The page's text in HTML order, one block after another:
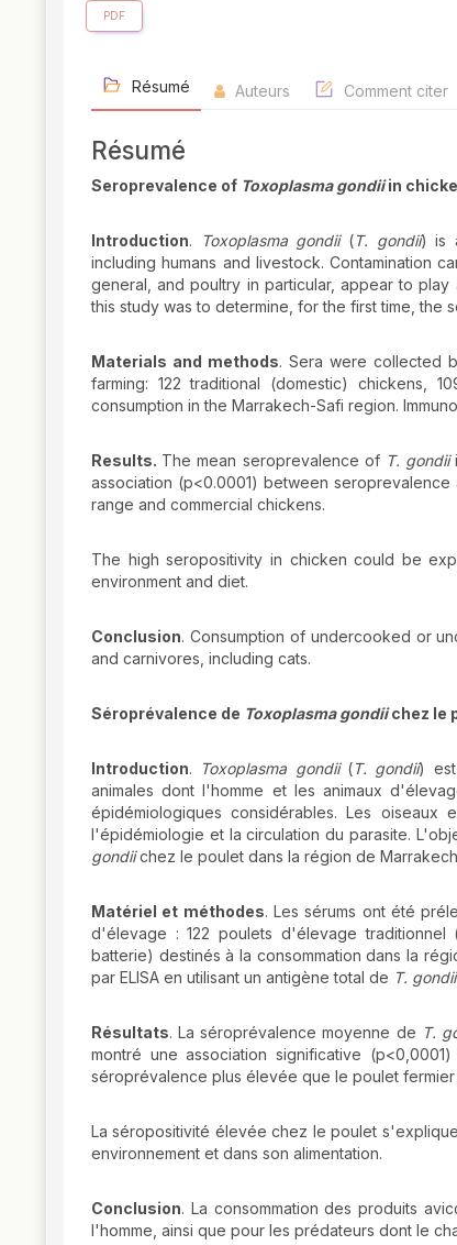
PDF
Résumé Auteurs Comment citer
Résumé
Seroprevalence of Toxoplasma gondiiin
Introduction. Toxoplasma gondii(T. gondii) is
including humans and livestock. Contamination
general, and poultry in particular, appear to
this study was to determine, for the first time, the
Materials and methods. Sera were collected
farming: 122 traditional (domestic) chickens,
consumption in the Marrakech-Safi region.
Results. The mean seroprevalence of T. gondii
association (p<0.0001) between
range and commercial chickens.
The high seropositivity in chicken could be
environment and diet.
Conclusion. Consumption of undercooked or
and carnivores, including cats.
Séroprévalence de Toxoplasma gondiichez le
Introduction. Toxoplasma gondii(T. gondii)
animales dont l'homme et les animaux
épidémiologiques considérables. Les
l'épidémiologie et la circulation du parasite.
gondiichez le poulet dans la région de
Matériel et méthodes. Les sérums ont été
d'élevage : 122 poulets d'élevage traditionnel
batterie) destinés à la consommation dans la
par ELISA en utilisant un antigène total de T.
Résultats. La séroprévalence moyenne de T.
montré une association significative
séroprévalence plus élevée que le poulet
La séropositivité élevée chez le poulet
environnement et dans son alimentation.
Conclusion. La consommation des produits
l'homme, ainsi que pour les prédateurs dont le